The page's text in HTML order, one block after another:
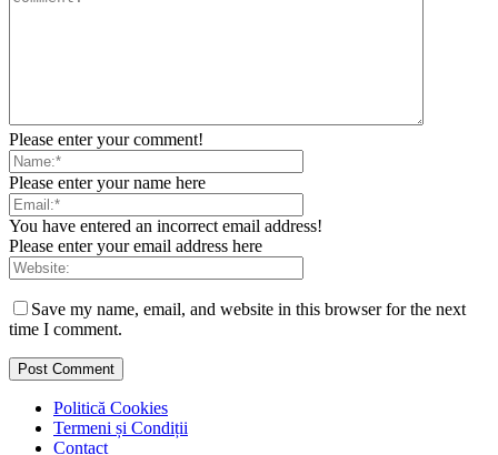
Please enter your comment!
Please enter your name here
You have entered an incorrect email address!
Please enter your email address here
Save my name, email, and website in this browser for the next
time I comment.
Politică Cookies
Termeni și Condiții
Contact